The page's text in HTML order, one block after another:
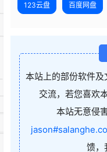
123云盘 百度网盘
本站上的部份软件
交流，若您喜欢
本站无意侵
馈，